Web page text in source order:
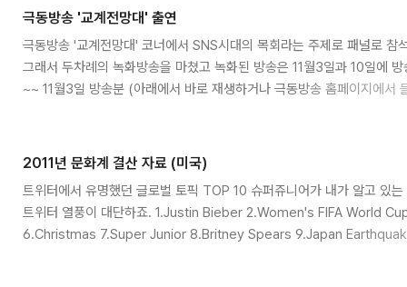
&#039;과거&#039;의 기록 몇개만 찾아볼까요? 1. 1966년 2월 기사가
고 있습니다...
극동방송 '교계전망대' 출연
극동방송 '교계전망대' 코너에서 SNS시대의 목회라는 주제로 패널로 참
그래서 두차례의 녹화방송을 마쳤고 녹화된 방송은 11월3일과 10일에
~~ 11월3일 방송분 (아래에서 바로 재생하거나 극동방송 홈페이지에서
11월10일 방송분 (아래에서 바로 재생하거나 극동방송 홈페이지에서 들
http://220.73.173.202/inc/audio_list.asp?code1..
2011년 문화계 결산 자료 (미국)
트위터에서 유명했던 글로벌 토픽 TOP 10 슈퍼쥬니어가 내가 알고 있
트위터 열풍이 대단하죠. 1.Justin Bieber 2.Women's FIFA World
6.Christmas 7.Super Junior 8.Britney Spears 9.Japan